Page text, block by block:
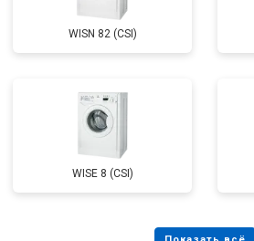
WISN 82 (CSI)
WISE 8 (CSI)